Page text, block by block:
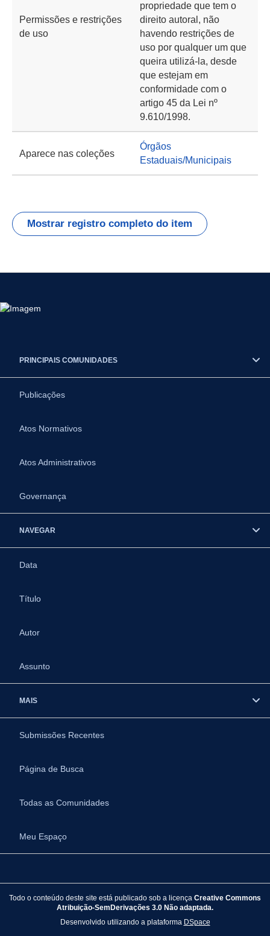
Permissões e restrições
de uso
propriedade que tem o
direito autoral, não
havendo restrições de
uso por qualquer um que
queira utilizá-la, desde
que estejam em
conformidade com o
artigo 45 da Lei nº
9.610/1998.
Aparece nas coleções
Órgãos
Estaduais/Municipais
Mostrar registro completo do item
PRINCIPAIS COMUNIDADES
Publicações
Atos Normativos
Atos Administrativos
Governança
NAVEGAR
Data
Título
Autor
Assunto
MAIS
Submissões Recentes
Página de Busca
Todas as Comunidades
Meu Espaço
Todo o conteúdo deste site está publicado sob a licença Creative Commons
Atribuição-SemDerivações 3.0 Não adaptada.
Desenvolvido utilizando a plataforma DSpace